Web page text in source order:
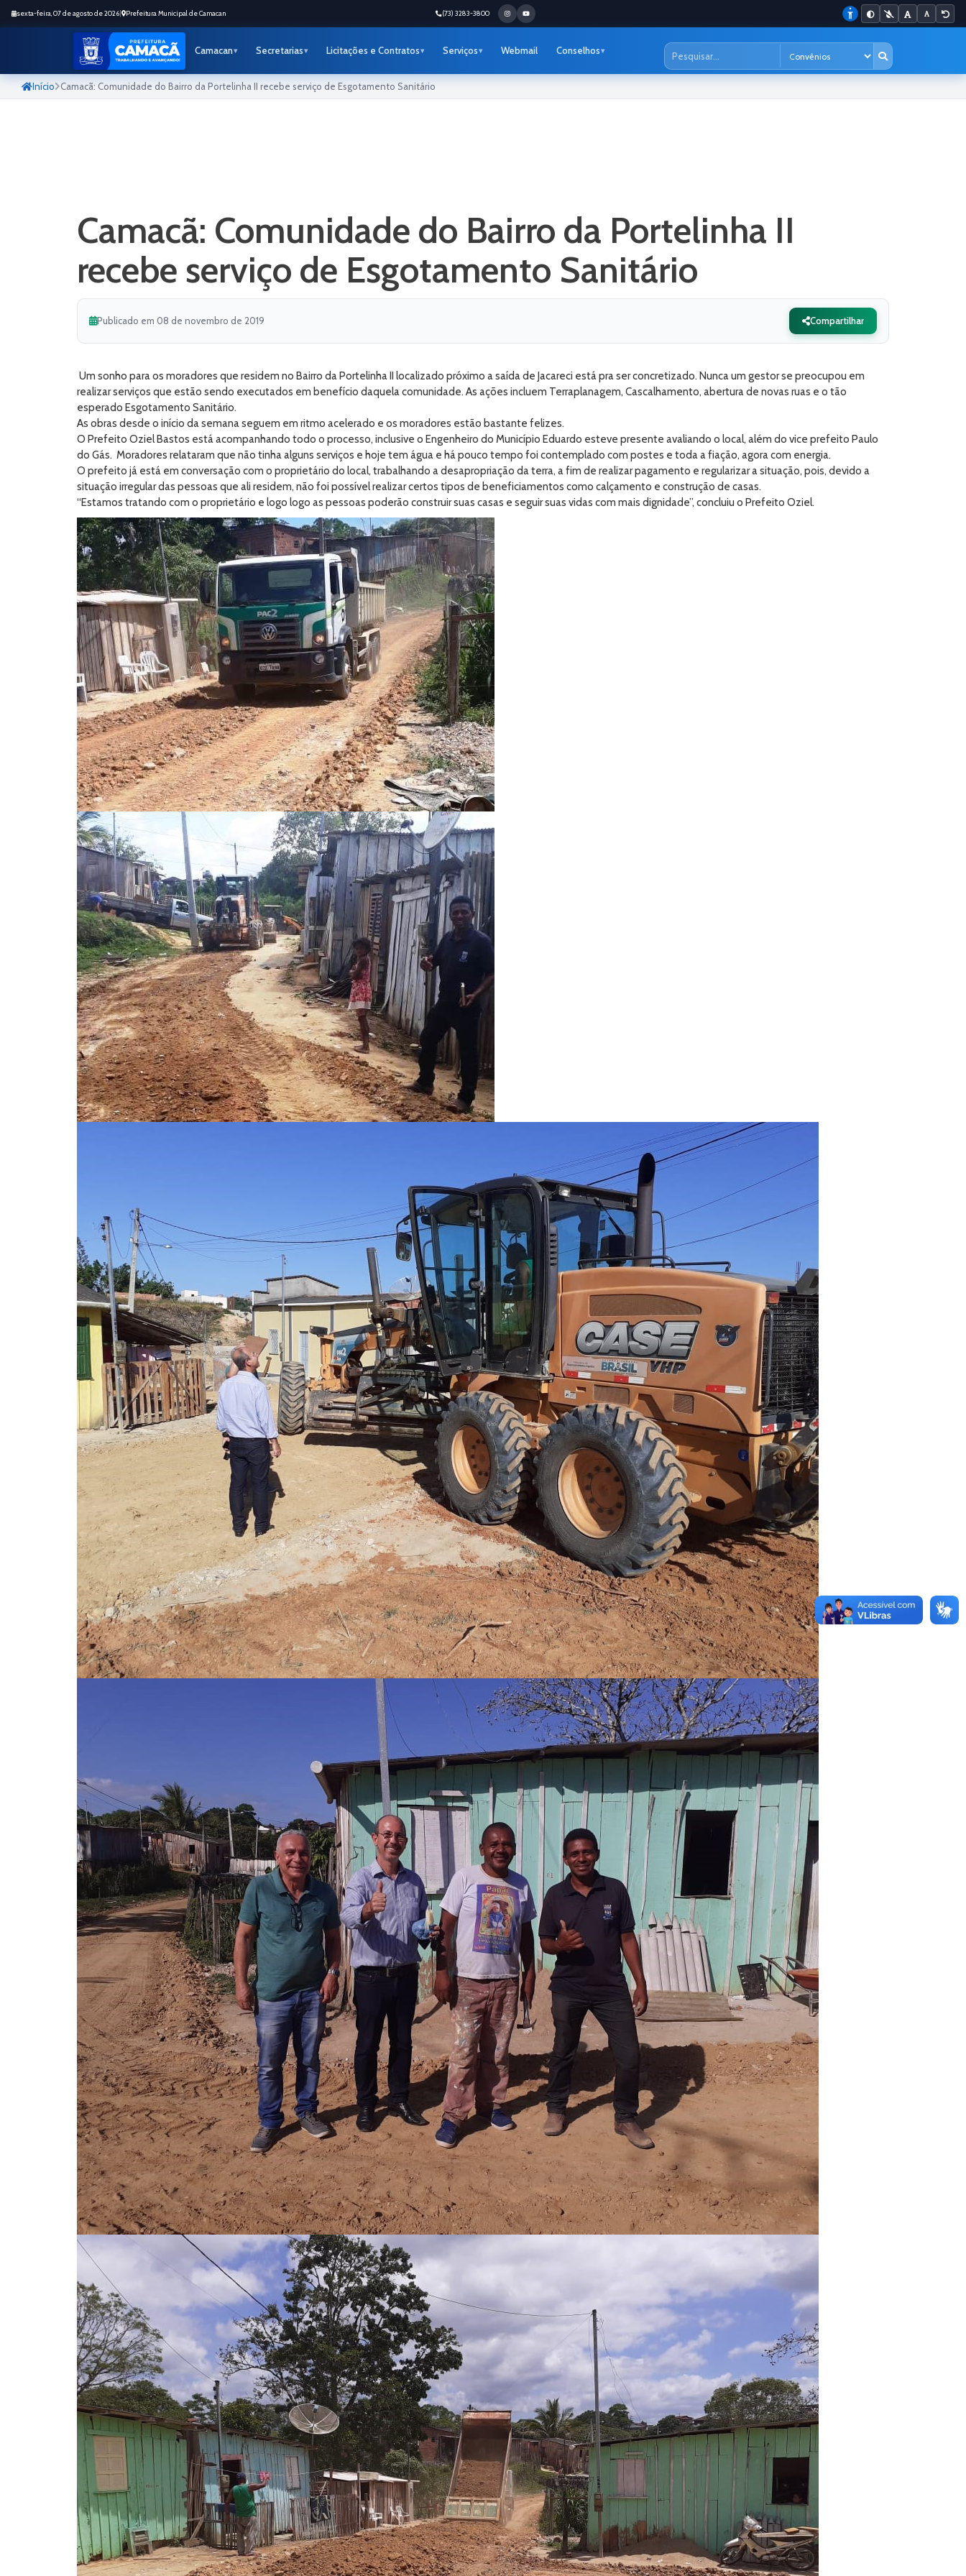
sexta-feira, 07 de agosto de 2026 Prefeitura Municipal de Camacan (73) 3283-3800
Camacan Secretarias Licitações e Contratos Serviços Webmail Conselhos
Início Camacã: Comunidade do Bairro da Portelinha II recebe serviço de Esgotamento Sanitário
Camacã: Comunidade do Bairro da Portelinha II
recebe serviço de Esgotamento Sanitário
Publicado em 08 de novembro de 2019 Compartilhar
Um sonho para os moradores que residem no Bairro da Portelinha II localizado próximo a saída de Jacareci está pra ser concretizado. Nunca um gestor se preocupou em
realizar serviços que estão sendo executados em benefício daquela comunidade. As ações incluem Terraplanagem, Cascalhamento, abertura de novas ruas e o tão
esperado Esgotamento Sanitário.
As obras desde o início da semana seguem em ritmo acelerado e os moradores estão bastante felizes.
O Prefeito Oziel Bastos está acompanhando todo o processo, inclusive o Engenheiro do Município Eduardo esteve presente avaliando o local, além do vice prefeito Paulo
do Gás. Moradores relataram que não tinha alguns serviços e hoje tem água e há pouco tempo foi contemplado com postes e toda a fiação, agora com energia.
O prefeito já está em conversação com o proprietário do local, trabalhando a desapropriação da terra, a fim de realizar pagamento e regularizar a situação, pois, devido a
situação irregular das pessoas que ali residem, não foi possível realizar certos tipos de beneficiamentos como calçamento e construção de casas.
“Estamos tratando com o proprietário e logo logo as pessoas poderão construir suas casas e seguir suas vidas com mais dignidade”, concluiu o Prefeito Oziel.